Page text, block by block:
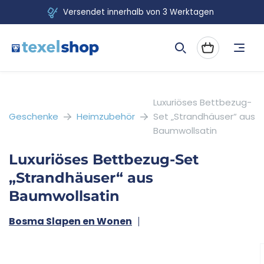
Inhalt
Versendet innerhalb von 3 Werktagen
Warenkorb
Geschenke Heimzubehör
Luxuriöses Bettbezug-
Set „Strandhäuser“ aus
Baumwollsatin
Luxuriöses Bettbezug-Set
„Strandhäuser“ aus
Baumwollsatin
Bosma Slapen en Wonen